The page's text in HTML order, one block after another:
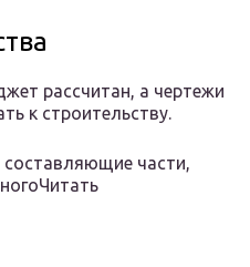
рассчитан, а чертежи
к строительству.
составляющие части,